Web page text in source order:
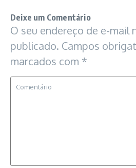
Deixe um Comentário
O seu endereço de e-mail
publicado. Campos
marcados com *